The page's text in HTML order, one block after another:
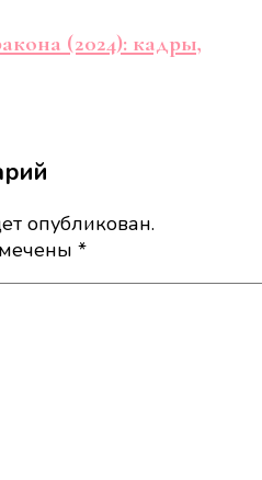
(2024): кадры,
опубликован.
*